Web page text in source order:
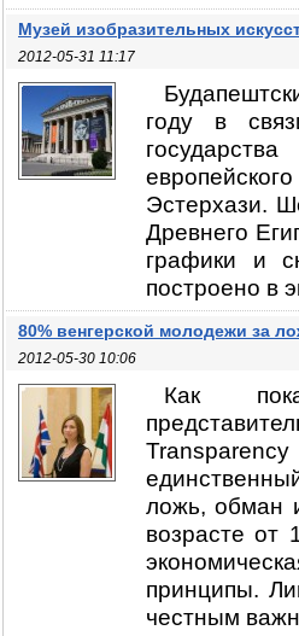
Музей изобразительных
2012-05-31 11:17
году в
Эстерхази.
Древнего
графики и
построено в
80% венгерской молодежи за
2012-05-30 10:06
Как
ложь, обман
возрасте от
принципы.
честным